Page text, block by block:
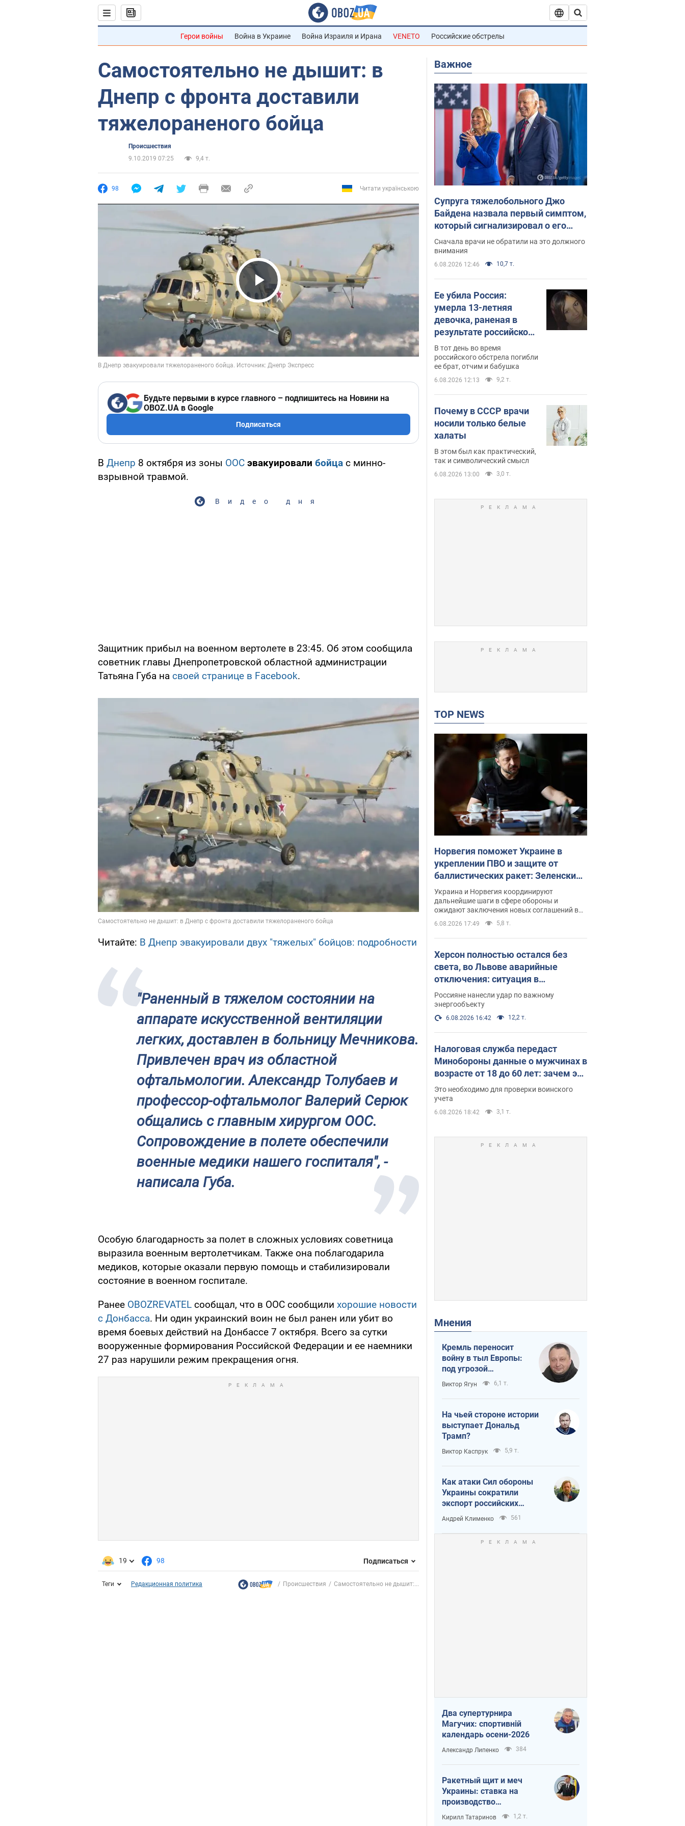
Герои войны Война в Украине Война Израиля и Ирана VENETO Российские обстрелы
Самостоятельно не дышит: в
Днепр с фронта доставили
тяжелораненого бойца
Происшествия
9.10.2019 07:25
9,4 т.
98 Читати українською
Play Video
Будьте первыми в курсе главного – подпишитесь на Новини на
OBOZ.UA в Google
Подписаться
В Днепр 8 октября из зоны ООС эвакуировали бойца с минно-
взрывной травмой.
Видео дня
Защитник прибыл на военном вертолете в 23:45. Об этом сообщила
советник главы Днепропетровской областной администрации
Татьяна Губа на своей странице в Facebook.
Читайте: В Днепр эвакуировали двух "тяжелых" бойцов: подробности
"Раненный в тяжелом состоянии на
аппарате искусственной вентиляции
легких, доставлен в больницу Мечникова.
Привлечен врач из областной
офтальмологии. Александр Толубаев и
профессор-офтальмолог Валерий Серюк
общались с главным хирургом ООС.
Сопровождение в полете обеспечили
военные медики нашего госпиталя", -
написала Губа.
Особую благодарность за полет в сложных условиях советница
выразила военным вертолетчикам. Также она поблагодарила
медиков, которые оказали первую помощь и стабилизировали
состояние в военном госпитале.
Ранее OBOZREVATEL сообщал, что в ООС сообщили хорошие новости
с Донбасса. Ни один украинский воин не был ранен или убит во
время боевых действий на Донбассе 7 октября. Всего за сутки
вооруженные формирования Российской Федерации и ее наемники
27 раз нарушили режим прекращения огня.
19 98 Подписаться
Теги Редакционная политика Происшествия Самостоятельно не дышит:...
Важное
Супруга тяжелобольного Джо
Байдена назвала первый симптом,
который сигнализировал о его
"агрессивном" раке
Сначала врачи не обратили на это должного
внимания
6.08.2026 12:46 10,7 т.
Ее убила Россия:
умерла 13-летняя
девочка, раненая в
результате российской
атаки на Сумскую
область. Фото
В тот день во время
российского обстрела погибли
ее брат, отчим и бабушка
6.08.2026 12:13 9,2 т.
Почему в СССР врачи
носили только белые
халаты
В этом был как практический,
так и символический смысл
6.08.2026 13:00 3,0 т.
TOP NEWS
Норвегия поможет Украине в
укреплении ПВО и защите от
баллистических ракет: Зеленский
раскрыл подробности
Украина и Норвегия координируют
дальнейшие шаги в сфере обороны и
ожидают заключения новых соглашений в
рамках стратегического партнерства
6.08.2026 17:49 5,8 т.
Херсон полностью остался без
света, во Львове аварийные
отключения: ситуация в
энергосистеме 6 августа
Россияне нанесли удар по важному
энергообъекту
6.08.2026 16:42 12,2 т.
Налоговая служба передаст
Минобороны данные о мужчинах в
возрасте от 18 до 60 лет: зачем это
нужно
Это необходимо для проверки воинского
учета
6.08.2026 18:42 3,1 т.
Мнения
Кремль переносит
войну в тыл Европы:
под угрозой
критическая
логистика
Виктор Ягун 6,1 т.
На чьей стороне истории
выступает Дональд
Трамп?
Виктор Каспрук 5,9 т.
Как атаки Сил обороны
Украины сократили
экспорт российских
нефтепродуктов
Андрей Клименко 561
Два супертурнира
Магучих: спортивній
календарь осени-2026
Александр Липенко 384
Ракетный щит и меч
Украины: ставка на
производство
собственных ракет
Кирилл Татаринов 1,2 т.